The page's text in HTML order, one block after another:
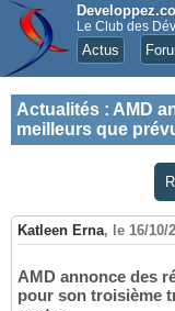
Le Club des
Actus
Actualités : AMD
meilleurs que
Katleen Erna, le 16/10/
AMD annonce des
pour son troisième